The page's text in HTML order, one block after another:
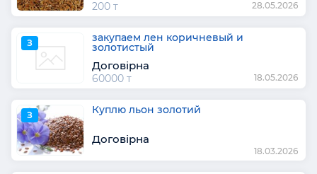
200 т 28.05.2026
З закупаем лен коричневый и
золотистый
Договірна
60000 т 18.05.2026
З Куплю льон золотий
Договірна
18.03.2026